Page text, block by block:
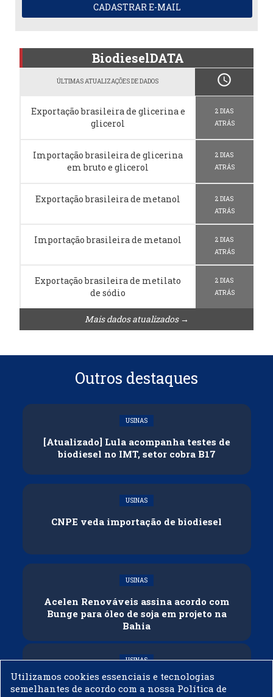
CADASTRAR E-MAIL
BiodieselDATA
ÚLTIMAS ATUALIZAÇÕES DE DADOS schedule
Exportação brasileira de glicerina e
glicerol
2 DIAS
ATRÁS
Importação brasileira de glicerina
em bruto e glicerol
2 DIAS
ATRÁS
Exportação brasileira de metanol
2 DIAS
ATRÁS
Importação brasileira de metanol
2 DIAS
ATRÁS
Exportação brasileira de metilato
de sódio
2 DIAS
ATRÁS
Mais dados atualizados →
Outros destaques
USINAS
[Atualizado] Lula acompanha testes de
biodiesel no IMT, setor cobra B17
USINAS
CNPE veda importação de biodiesel
USINAS
Acelen Renováveis assina acordo com
Bunge para óleo de soja em projeto na
Bahia
USINAS
Conflitos e veto russo às exportações
ameaçam oferta global de diesel
Utilizamos cookies essenciais e tecnologias
semelhantes de acordo com a nossa Política de